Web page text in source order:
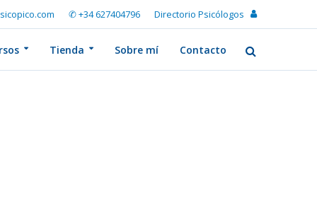
✆ +34 627404796 Directorio Psicólogos
Tienda Sobre mí Contacto